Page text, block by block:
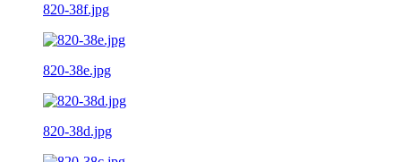
820-38f.jpg
820-38e.jpg
820-38d.jpg